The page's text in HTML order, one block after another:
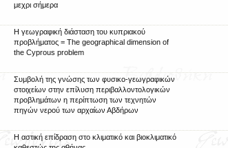
μεχρι σήμερα
Η γεωγραφική διάσταση του κυπριακού
προβλήματος = The geographical dimension of
the Cyprous problem
Συμβολή της γνώσης των φυσικο-γεωγραφικών
στοιχείων στην επίλυση περιβαλλοντολογικών
προβλημάτων η περίπτωση των τεχνητών
πηγών νερού των αρχαίων Αβδήρων
Η αστική επίδραση στο κλιματικό και βιοκλιματικό